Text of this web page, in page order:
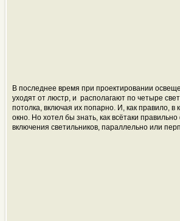
В последнее время при проектировании
уходят от люстр, и располагают по четыре
потолка, включая их попарно. И, как правило, в
окно. Но хотел бы знать, как всётаки
включения светильников, параллельно или